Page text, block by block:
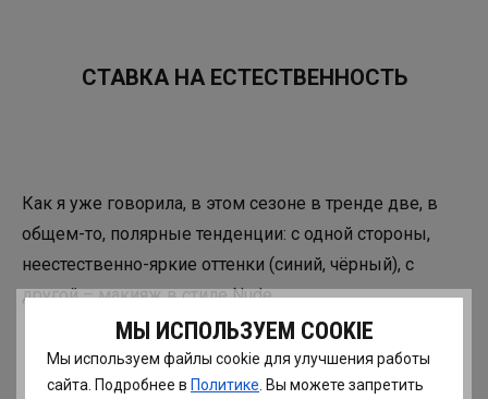
МЫ ИСПОЛЬЗУЕМ COOKIE
Мы используем файлы cookie для улучшения работы
сайта. Подробнее в Политике . Вы можете запретить
СТАВКА НА ЕСТЕСТВЕННОСТЬ
Как я уже говорила, в этом сезоне в тренде две, в
общем-то, полярные тенденции: с одной стороны,
неестественно-яркие оттенки (синий, чёрный), с
другой – макияж в стиле Nude.